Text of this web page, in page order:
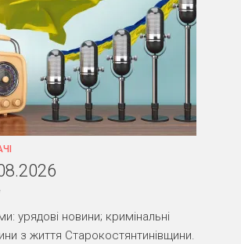
урядові новини; кримінальні
з життя Старокостянтинівщини.